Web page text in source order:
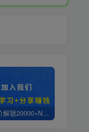
白菜价解锁20000+N个赚钱机会，加入轻创终点站会员，全站资源免费学习。